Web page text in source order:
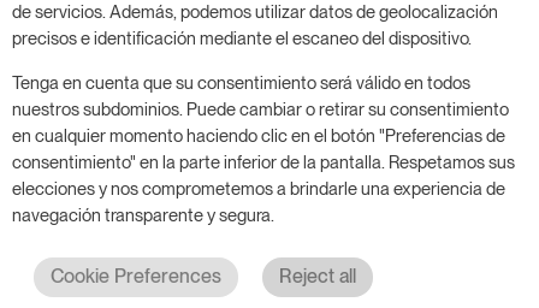
Inicia tu prueba gratuita
Programa una reunión
de servicios. Además, podemos utilizar datos de geolocalización
precisos e identificación mediante el escaneo del dispositivo.
Tenga en cuenta que su consentimiento será válido en todos
nuestros subdominios. Puede cambiar o retirar su consentimiento
en cualquier momento haciendo clic en el botón "Preferencias de
consentimiento" en la parte inferior de la pantalla. Respetamos sus
elecciones y nos comprometemos a brindarle una experiencia de
navegación transparente y segura.
Cookie Preferences Reject all